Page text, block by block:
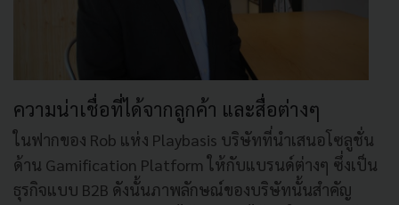
ความน่าเชื่อที่ได้จากลูกค้า และสื่อต่างๆ
ในฟากของ Rob แห่ง Playbasis บริษัทที่นำเสนอโซลูชั่น
ด้าน Gamification Platform ให้กับแบรนด์ต่างๆ ซึ่งเป็น
ธุรกิจแบบ B2B ดังนั้นภาพลักษณ์ของบริษัทนั้นสำคัญ